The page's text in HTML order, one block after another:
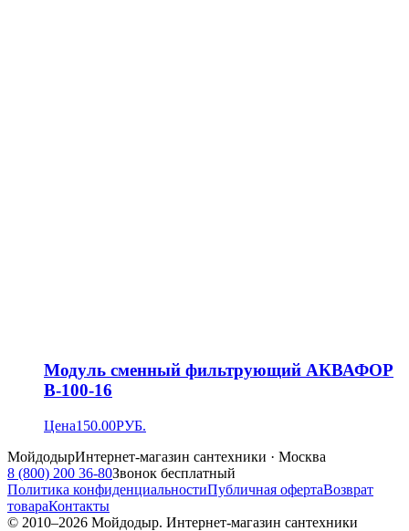
Модуль сменный фильтрующий АКВАФОР
В-100-16
Цена150.00РУБ.
МойдодырИнтернет-магазин сантехники · Москва
8 (800) 200 36-80Звонок бесплатный
Политика конфиденциальностиПубличная офертаВозврат
товараКонтакты
© 2010–2026 Мойдодыр. Интернет-магазин сантехники